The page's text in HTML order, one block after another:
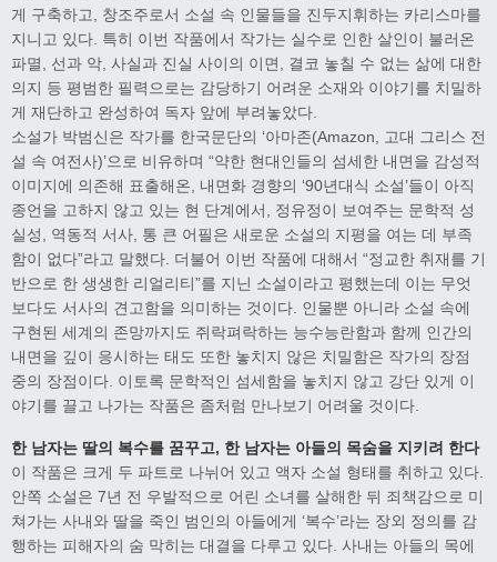
게 구축하고, 창조주로서 소설 속 인물들을 진두지휘하는 카리스마를
지니고 있다. 특히 이번 작품에서 작가는 실수로 인한 살인이 불러온
파멸, 선과 악, 사실과 진실 사이의 이면, 결코 놓칠 수 없는 삶에 대한
의지 등 평범한 필력으로는 감당하기 어려운 소재와 이야기를 치밀하
게 재단하고 완성하여 독자 앞에 부려놓았다.
소설가 박범신은 작가를 한국문단의 ‘아마존(Amazon, 고대 그리스 전
설 속 여전사)’으로 비유하며 “약한 현대인들의 섬세한 내면을 감성적
이미지에 의존해 표출해온, 내면화 경향의 ‘90년대식 소설’들이 아직
종언을 고하지 않고 있는 현 단계에서, 정유정이 보여주는 문학적 성
실성, 역동적 서사, 통 큰 어필은 새로운 소설의 지평을 여는 데 부족
함이 없다”라고 말했다. 더불어 이번 작품에 대해서 “정교한 취재를 기
반으로 한 생생한 리얼리티”를 지닌 소설이라고 평했는데 이는 무엇
보다도 서사의 견고함을 의미하는 것이다. 인물뿐 아니라 소설 속에
구현된 세계의 존망까지도 쥐락펴락하는 능수능란함과 함께 인간의
내면을 깊이 응시하는 태도 또한 놓치지 않은 치밀함은 작가의 장점
중의 장점이다. 이토록 문학적인 섬세함을 놓치지 않고 강단 있게 이
야기를 끌고 나가는 작품은 좀처럼 만나보기 어려울 것이다.
한 남자는 딸의 복수를 꿈꾸고, 한 남자는 아들의 목숨을 지키려 한다
이 작품은 크게 두 파트로 나뉘어 있고 액자 소설 형태를 취하고 있다.
안쪽 소설은 7년 전 우발적으로 어린 소녀를 살해한 뒤 죄책감으로 미
쳐가는 사내와 딸을 죽인 범인의 아들에게 ‘복수’라는 장외 정의를 감
행하는 피해자의 숨 막히는 대결을 다루고 있다. 사내는 아들의 목에